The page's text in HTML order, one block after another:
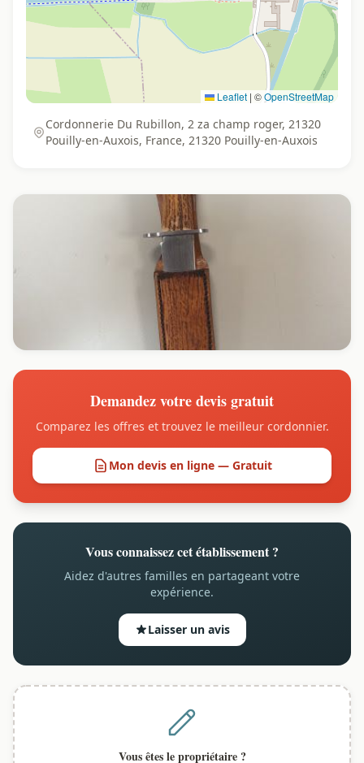
Leaflet | ©OpenStreetMap
Cordonnerie Du Rubillon, 2 za champ roger, 21320
Pouilly-en-Auxois, France, 21320 Pouilly-en-Auxois
Demandez votre devis gratuit
Comparez les offres et trouvez le meilleur cordonnier.
Mon devis en ligne — Gratuit
Vous connaissez cet établissement ?
Aidez d'autres familles en partageant votre
expérience.
Laisser un avis
Vous êtes le propriétaire ?